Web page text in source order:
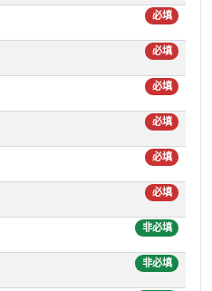
必填
必填
必填
必填
必填
必填
非必填
非必填